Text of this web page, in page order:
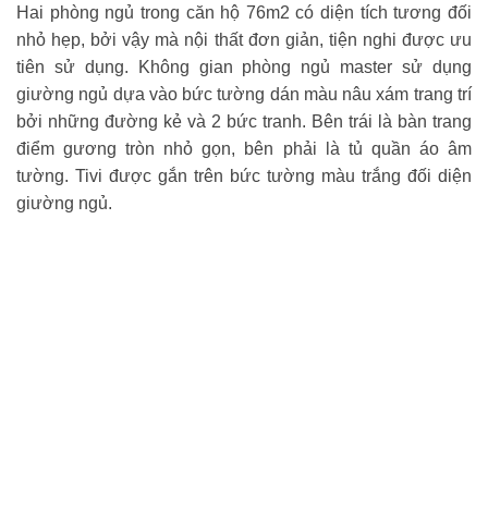
Hai phòng ngủ trong căn hộ 76m2 có diện tích tương đối
nhỏ hẹp, bởi vậy mà nội thất đơn giản, tiện nghi được ưu
tiên sử dụng. Không gian phòng ngủ master sử dụng
giường ngủ dựa vào bức tường dán màu nâu xám trang trí
bởi những đường kẻ và 2 bức tranh. Bên trái là bàn trang
điểm gương tròn nhỏ gọn, bên phải là tủ quần áo âm
tường. Tivi được gắn trên bức tường màu trắng đối diện
giường ngủ.